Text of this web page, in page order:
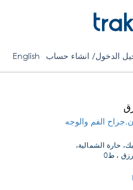
الدخول/ انشاء حساب English
الفم والوجه
حارة الشمالية،
رزق ، ط0